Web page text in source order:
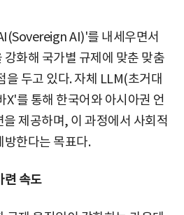
AI)'를 내세우면서
화해 국가별 규제에 맞춘 맞춤
을 두고 있다. 자체 LLM(초거대
를 통해 한국어와 아시아권 언
제공하며, 이 과정에서 사회적
방한다는 목표다.
속도